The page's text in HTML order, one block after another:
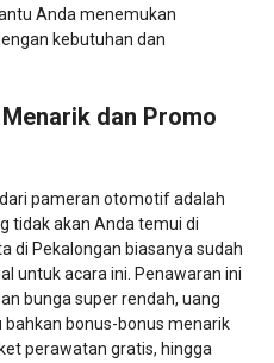
Anda menemukan
kebutuhan dan
dan Promo
pameran otomotif adalah
tidak akan Anda temui di
di Pekalongan biasanya sudah
untuk acara ini. Penawaran ini
bunga super rendah, uang
bonus-bonus menarik
perawatan gratis, hingga